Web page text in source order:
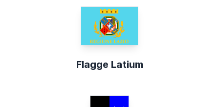
Flagge Latium